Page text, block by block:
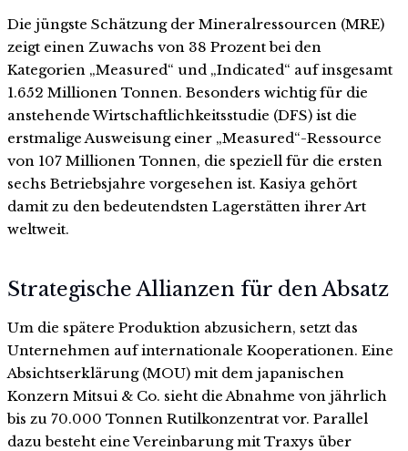
Die jüngste Schätzung der Mineralressourcen (MRE)
zeigt einen Zuwachs von 38 Prozent bei den
Kategorien „Measured“ und „Indicated“ auf insgesamt
1.652 Millionen Tonnen. Besonders wichtig für die
anstehende Wirtschaftlichkeitsstudie (DFS) ist die
erstmalige Ausweisung einer „Measured“-Ressource
von 107 Millionen Tonnen, die speziell für die ersten
sechs Betriebsjahre vorgesehen ist. Kasiya gehört
damit zu den bedeutendsten Lagerstätten ihrer Art
weltweit.
Strategische Allianzen für den Absatz
Um die spätere Produktion abzusichern, setzt das
Unternehmen auf internationale Kooperationen. Eine
Absichtserklärung (MOU) mit dem japanischen
Konzern Mitsui & Co. sieht die Abnahme von jährlich
bis zu 70.000 Tonnen Rutilkonzentrat vor. Parallel
dazu besteht eine Vereinbarung mit Traxys über